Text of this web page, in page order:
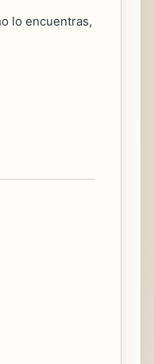
lo encuentras,